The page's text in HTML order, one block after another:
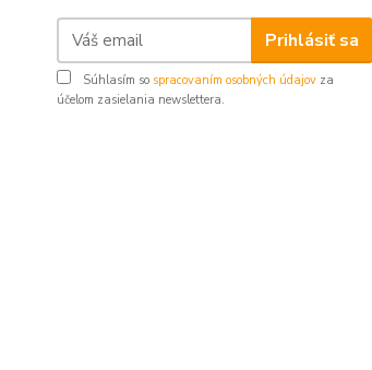
Prihlásiť sa
Súhlasím so spracovaním osobných údajov za
účelom zasielania newslettera.